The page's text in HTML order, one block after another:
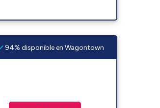
94% disponible en Wagontown